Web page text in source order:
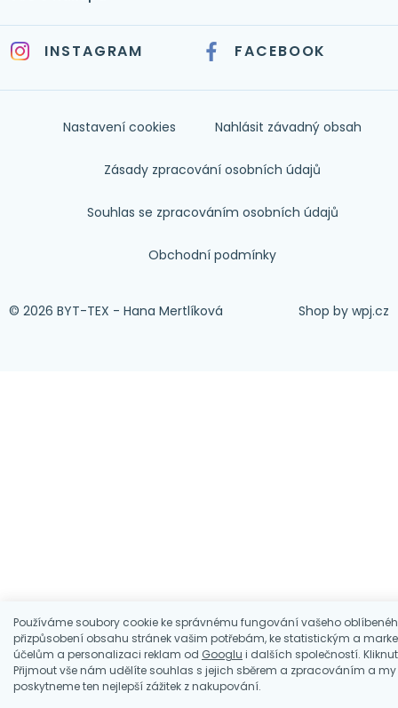
+420 771 144 779
info@byt-tex.cz
SlužbyINSTAGRAM FACEBOOK
© 2026 BYT-TEX - Hana Mertlíková
Nastavení cookies Nahlásit závadný obsah
Zásady zpracování osobních údajů
Souhlas se zpracováním osobních údajů
Obchodní podmínky
Shop by wpj.cz
Používáme soubory cookie ke správnému fungování vašeho
přizpůsobení obsahu stránek vašim potřebám, ke statistickým a
účelům a personalizaci reklam od Googlu i dalších společností.
Přijmout vše nám udělíte souhlas s jejich sběrem a zpracováním a
poskytneme ten nejlepší zážitek z nakupování.